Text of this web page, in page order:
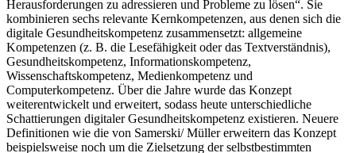
Herausforderungen zu adressieren und Probleme zu lösen“. Sie
kombinieren sechs relevante Kernkompetenzen, aus denen sich die
digitale Gesundheitskompetenz zusammensetzt: allgemeine
Kompetenzen (z. B. die Lesefähigkeit oder das Textverständnis),
Gesundheitskompetenz, Informationskompetenz,
Wissenschaftskompetenz, Medienkompetenz und
Computerkompetenz. Über die Jahre wurde das Konzept
weiterentwickelt und erweitert, sodass heute unterschiedliche
Schattierungen digitaler Gesundheitskompetenz existieren. Neuere
Definitionen wie die von Samerski/ Müller erweitern das Konzept
beispielsweise noch um die Zielsetzung der selbstbestimmten